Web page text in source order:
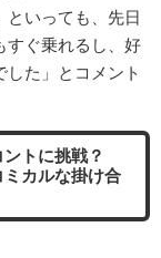
といっても、先日
すぐ乗れるし、好
した」とコメント
ントに挑戦？
カルな掛け合